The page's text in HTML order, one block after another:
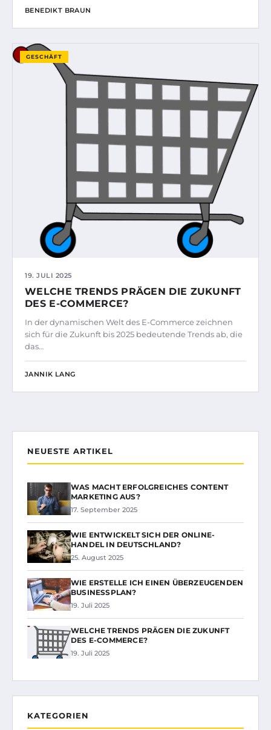
BENEDIKT BRAUN
GESCHÄFT
19. JULI 2025
WELCHE TRENDS PRÄGEN DIE ZUKUNFT
DES E-COMMERCE?
In der dynamischen Welt des E-Commerce zeichnen
sich für die Zukunft bis 2025 bedeutende Trends ab, die
das…
JANNIK LANG
NEUESTE ARTIKEL
WAS MACHT ERFOLGREICHES CONTENT
MARKETING AUS?
17. September 2025
WIE ENTWICKELT SICH DER ONLINE-
HANDEL IN DEUTSCHLAND?
25. August 2025
WIE ERSTELLE ICH EINEN ÜBERZEUGENDEN
BUSINESSPLAN?
19. Juli 2025
WELCHE TRENDS PRÄGEN DIE ZUKUNFT
DES E-COMMERCE?
19. Juli 2025
KATEGORIEN